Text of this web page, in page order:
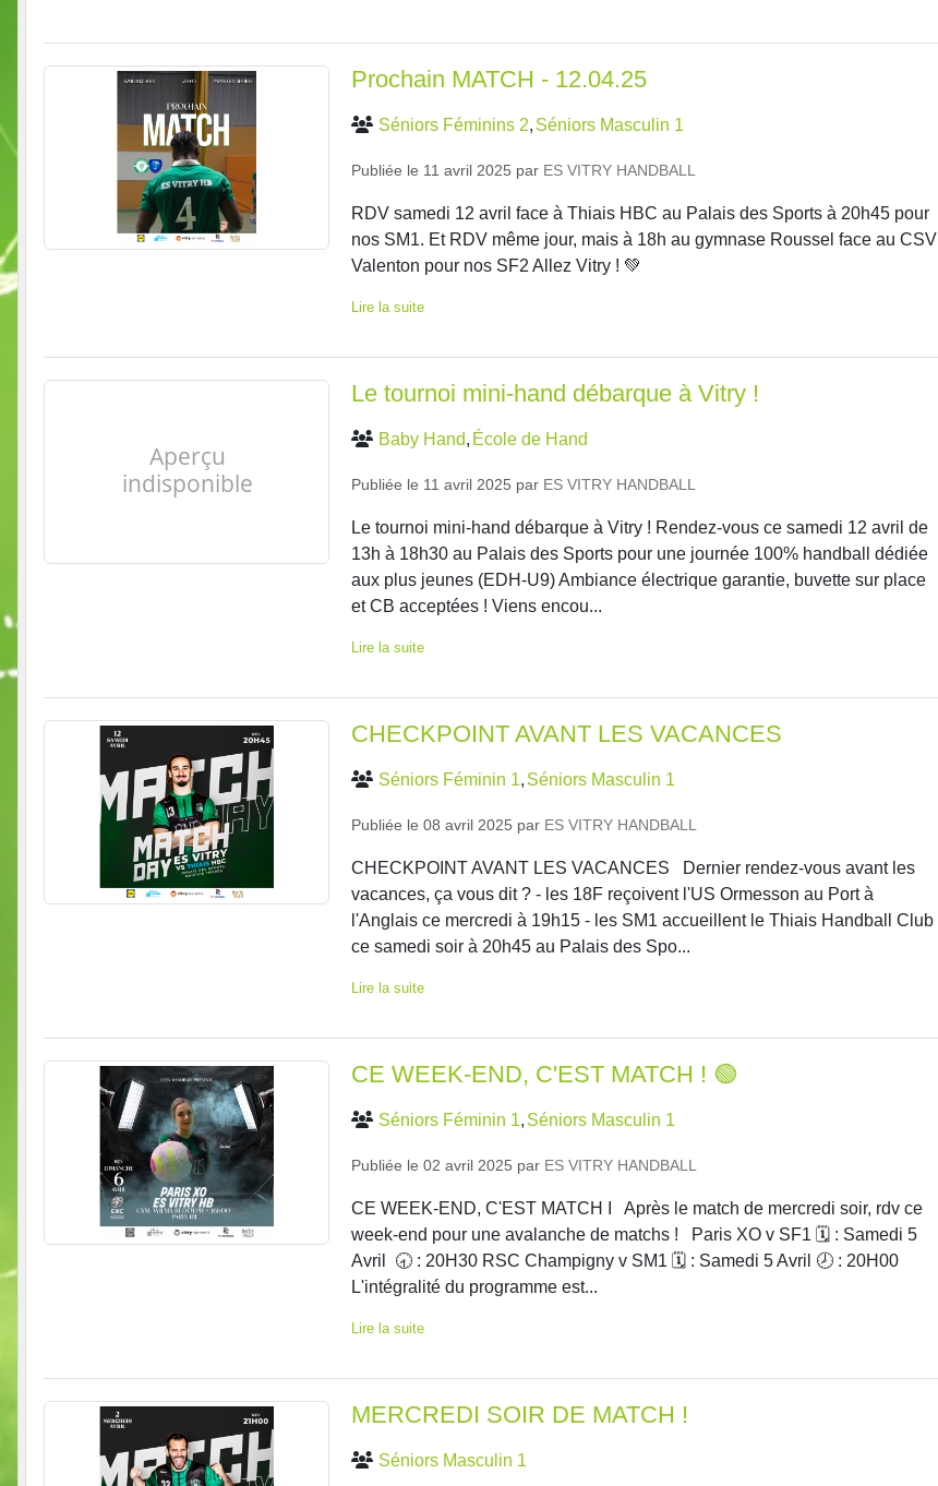
Prochain MATCH - 12.04.25
Séniors Féminins 2 Séniors Masculin 1
Publiée le 11 avril 2025 par ES VITRY HANDBALL
RDV samedi 12 avril face à Thiais HBC au Palais des Sports à 20h45 pour
nos SM1. Et RDV même jour, mais à 18h au gymnase Roussel face au CSV
Valenton pour nos SF2 Allez Vitry ! 💚
Lire la suite
Le tournoi mini-hand débarque à Vitry !
Baby Hand École de Hand
Publiée le 11 avril 2025 par ES VITRY HANDBALL
Le tournoi mini-hand débarque à Vitry ! Rendez-vous ce samedi 12 avril de
13h à 18h30 au Palais des Sports pour une journée 100% handball dédiée
aux plus jeunes (EDH-U9) Ambiance électrique garantie, buvette sur place
et CB acceptées ! Viens encou...
Lire la suite
CHECKPOINT AVANT LES VACANCES
Séniors Féminin 1 Séniors Masculin 1
Publiée le 08 avril 2025 par ES VITRY HANDBALL
CHECKPOINT AVANT LES VACANCES Dernier rendez-vous avant les
vacances, ça vous dit ? - les 18F reçoivent l'US Ormesson au Port à
l'Anglais ce mercredi à 19h15 - les SM1 accueillent le Thiais Handball Club
ce samedi soir à 20h45 au Palais des Spo...
Lire la suite
CE WEEK-END, C'EST MATCH ! 🟢
Séniors Féminin 1 Séniors Masculin 1
Publiée le 02 avril 2025 par ES VITRY HANDBALL
CE WEEK-END, C'EST MATCH I Après le match de mercredi soir, rdv ce
week-end pour une avalanche de matchs ! Paris XO v SF1 🗓️ : Samedi 5
Avril 🕣 : 20H30 RSC Champigny v SM1 🗓️ : Samedi 5 Avril 🕗 : 20H00
L'intégralité du programme est...
Lire la suite
MERCREDI SOIR DE MATCH !
Séniors Masculin 1